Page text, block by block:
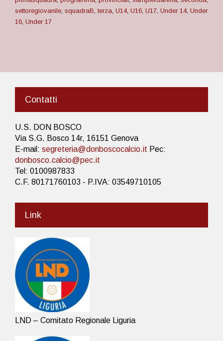
settoregiovanile, squadraB, terza, U14, U16, U17, Under 14, Under
16, Under 17
Contatti
U.S. DON BOSCO
Via S.G. Bosco 14r, 16151 Genova
E-mail: segreteria@donboscocalcio.it Pec:
donbosco.calcio@pec.it
Tel: 0100987833
C.F. 80171760103 - P.IVA: 03549710105
Link
LND – Comitato Regionale Liguria